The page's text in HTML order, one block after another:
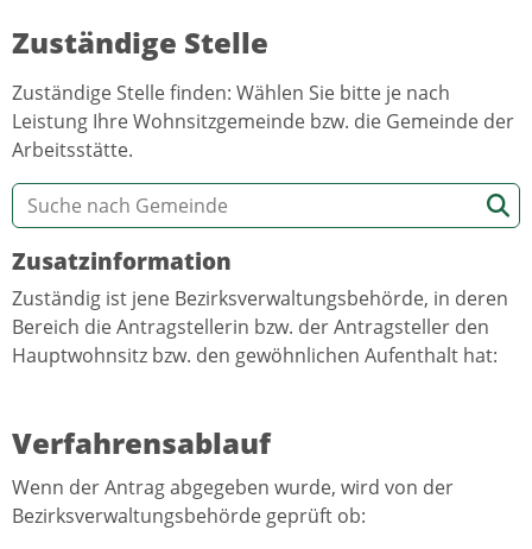
Zuständige Stelle
Zuständige Stelle finden: Wählen Sie bitte je nach
Leistung Ihre Wohnsitzgemeinde bzw. die Gemeinde der
Arbeitsstätte.
Zusatzinformation
Zuständig ist jene Bezirksverwaltungsbehörde, in deren
Bereich die Antragstellerin bzw. der Antragsteller den
Hauptwohnsitz bzw. den gewöhnlichen Aufenthalt hat:
Verfahrensablauf
Wenn der Antrag abgegeben wurde, wird von der
Bezirksverwaltungsbehörde geprüft ob: